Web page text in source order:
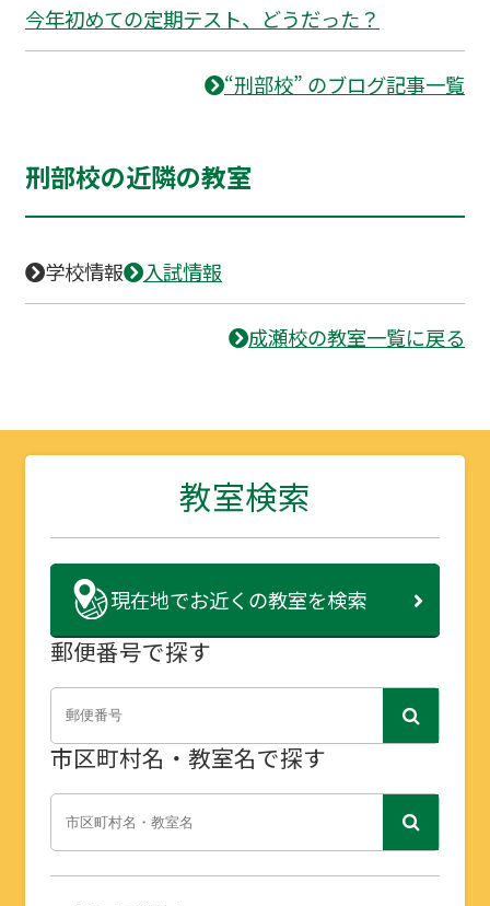
今年初めての定期テスト、どうだった？
“刑部校” のブログ記事一覧
刑部校の近隣の教室
学校情報 入試情報
成瀬校の教室一覧に戻る
教室検索
現在地でお近くの教室を検索
郵便番号で探す
市区町村名・教室名で探す